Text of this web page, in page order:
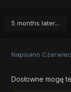
5 months later...
Napisano
Dosłowne mogę